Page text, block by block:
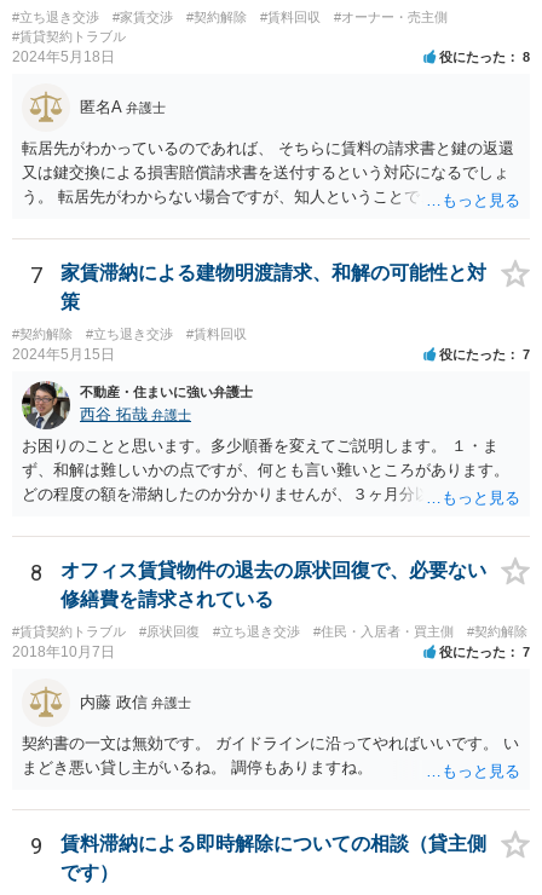
#立ち退き交渉 #家賃交渉 #契約解除 #賃料回収
#オーナー・売主側
#賃貸契約トラブル
2024年5月18日 役にたった 8
匿名A 弁護士
転居先がわかっているのであれば、 そちらに賃料の請求書と鍵の返還
又は鍵交換による損害賠償請求書を送付するという対応になるでしょ
う。 転居先がわからない場合ですが、知人ということで、連絡がつく
で、適切な対応が望めない場合は、債権回収を弁護士に依頼すること
をご検討ください。
7
家賃滞納による建物明渡請求、和解の可能性と対
策
#契約解除 #立ち退き交渉 #賃料回収
2024年5月15日 役にたった 7
不動産・住まいに強い弁護士
西谷 拓哉 弁護士
お困りのことと思います。多少順番を変えてご説明します。 １・ま
ず、和解は難しいかの点ですが、何とも言い難いところがあります。
どの程度の額を滞納したのか分かりませんが、３ヶ月分以上滞納した
れたと評価され、来月払えるからと言って、大家があなたとの賃貸借
契約が解約できることに変わりなくなってしまうからです。 そのよう
な場合、相手が、「もう出て行って欲しい」と考えていれば、引き続
き居住する前提での和解は難しい可能性があります。 ２・弁護士が事
件の見通しをたてるにも、賃料滞納状況で見立てが変わりますし、そ
もそも賃料滞納状況によってはご希望に沿える活動を保障できず、 依
頼を受けられないかもしれないです。依頼を受けるにしても厳しめの
リスクを踏まえた上でのものとなる可能性があります。 定型的な事件
依頼となるかもわからず、着手金額もなんともいえないと思います。
複数事務所にあたり、着手金額を確認されるとよいと思います。 ３・
弁護士が依頼を受ければ代わりに裁判所とのやりとりを行うことが可
能です。双方に弁護士がついていればウェブ会議で裁判を実施する場
合もあるでしょう。 ただし、ご本人さんも同行してもらう必要が和解
協議の場合だとあると思います。
8
オフィス賃貸物件の退去の原状回復で、必要ない
修繕費を請求されている
#賃貸契約トラブル #原状回復 #立ち退き交渉 #住民・入居者・買主側 #契約解除
2018年10月7日 役にたった 7
内藤 政信 弁護士
契約書の一文は無効です。 ガイドラインに沿ってやればいいです。 い
まどき悪い貸し主がいるね。 調停もありますね。
9
賃料滞納による即時解除についての相談（貸主側
です）